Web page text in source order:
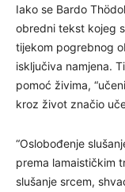
Iako se Bardo
obredni tekst kojeg
tijekom pogrebnog
isključiva namjena.
pomoć živima,
kroz život značio
“Oslobođenje
prema lamaističkim
slušanje srcem,